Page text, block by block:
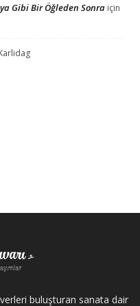
Gibi Bir Öğleden Sonra için
buluşturan sanata dair